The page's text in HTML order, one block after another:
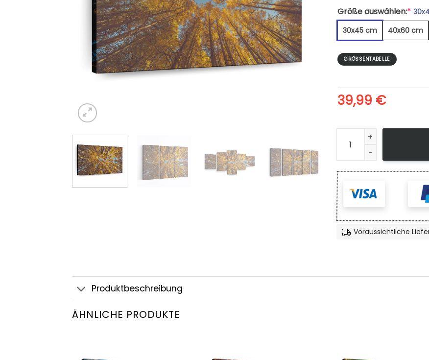
Größe auswählen:*
30x45 cm
40x60 cm
GRÖSSENTABELLE
39,99 €
Gelbes Herbstdach Des
Voraussichtliche
Produktbeschreibung
ÄHNLICHE PRODUKTE